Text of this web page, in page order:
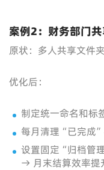
案例2：财务部门
原状：多人共享文件
优化后：
制定统一命名和标
每月清理“已完成
设置固定“归档管
→ 月末结算效率提